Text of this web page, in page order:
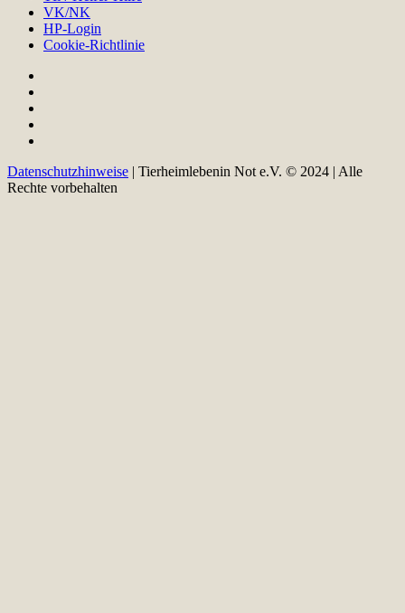
VK/NK
HP-Login
Cookie-Richtlinie
Datenschutzhinweise | Tierheimlebenin Not e.V. © 2024 | Alle
Rechte vorbehalten